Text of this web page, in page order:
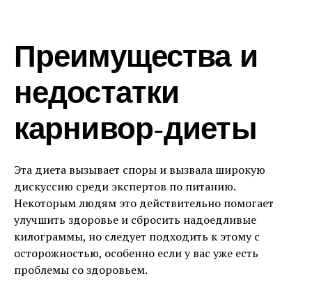
Преимущества и
недостатки
карнивор-диеты
Эта диета вызывает споры и вызвала широкую
дискуссию среди экспертов по питанию.
Некоторым людям это действительно помогает
улучшить здоровье и сбросить надоедливые
килограммы, но следует подходить к этому с
осторожностью, особенно если у вас уже есть
проблемы со здоровьем.